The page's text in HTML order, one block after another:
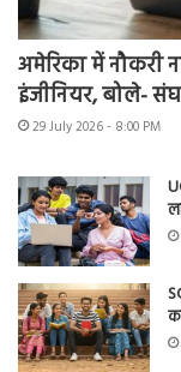
अमेरिका में नौकरी
इंजीनियर, बोले-
29 July 2026 - 8:00 PM